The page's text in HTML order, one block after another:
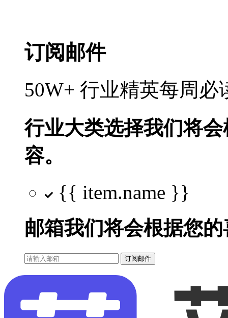
订阅邮件
50W+ 行业精英每周
行业大类选择我们将
容。
{{ item.name }}
邮箱我们将会根据您
订阅邮件